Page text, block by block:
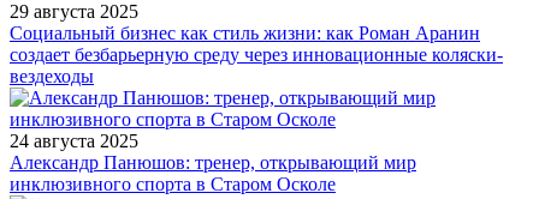
29 августа 2025
Социальный бизнес как стиль жизни: как Роман Аранин
создает безбарьерную среду через инновационные коляски-
вездеходы
24 августа 2025
Александр Панюшов: тренер, открывающий мир
инклюзивного спорта в Старом Осколе